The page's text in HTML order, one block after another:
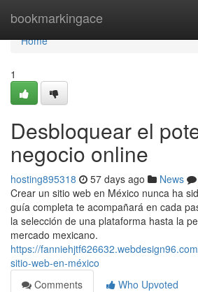
bookmarkingace
Home
Home
1
Desbloquear el
negocio online
hosting895318 57 days ago News
Crear un sitio web en México nunca ha
guía completa te acompañará en cada
la selección de una plataforma hasta la
mercado mexicano.
https://
sitio-web-en-méxico
Comments
Who Upvoted